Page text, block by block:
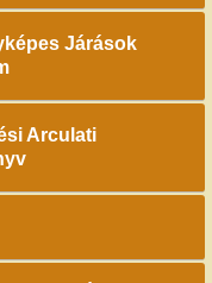
Járások
Arculati